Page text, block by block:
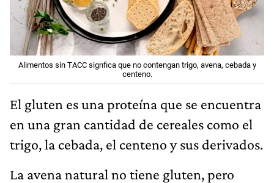
Alimentos sin TACC signfica que no contengan trigo, avena, cebada y
centeno.
El gluten es una proteína que se encuentra
en una gran cantidad de cereales como el
trigo, la cebada, el centeno y sus derivados.
La avena natural no tiene gluten, pero